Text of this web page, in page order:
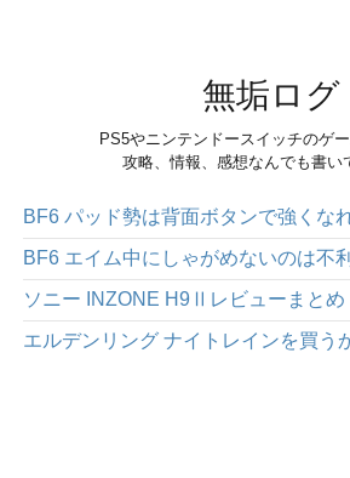
無垢ログ
PS5やニンテンドースイッチのゲ
攻略、情報、感想なんでも書い